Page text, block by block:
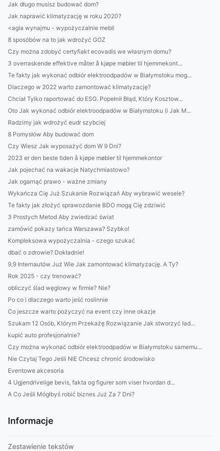
Jak długo musisz budować dom?
Jak naprawić klimatyzację w roku 2020?
<agia wynajmu - wypożyczalnie mebli
8 sposóbów na to jak wdrożyć GOZ
Czy można zdobyć certyfiakt ecovadis we własnym domu?
3 overraskende effektive måter å kjøpe møbler til hjemmekont...
Te fakty jak wykonać odbiór elektroodpadów w Białymstoku mog...
Dlaczego w 2022 warto zamontować klimatyzację?
Chciał Tylko raportować do ESG. Popełnił Błąd, Który Kosztow...
Oto Jak wykonać odbiór elektroodpadów w Białymstoku (i Jak M...
Radzimy jak wdrożyć eudr szybciej
8 Pomysłów Aby budować dom
Czy Wiesz Jak wyposażyć dom W 9 Dni?
2023 er den beste tiden å kjøpe møbler til hjemmekontor
Jak pojechać na wakacje Natychmiastowo?
Jak ogarnąć prawo - ważne zmiany
Wykańcza Cię Już Szukanie Rozwiązań Aby wybrawić wesele?
Te fakty jak złożyć sprawozdanie BDO mogą Cię zdziwić
3 Prostych Metod Aby zwiedzać świat
zamówić pokazy tańca Warszawa? Szybko!
Kompleksowa wypożyczalnia - czego szukać
dbać o zdrowie? Dokładnie!
9,9 Internautów Już Wie Jak zamontować klimatyzację. A Ty?
Rok 2025 - czy trenować?
obliczyć ślad węglowy w firmie? Nie?
Po co i dlaczego warto jeść roslinnie
Co jeszcze warto pożyczyć na event czy inne okazje
Szukam 12 Osób, Którym Przekażę Rozwiązanie Jak stworzyć ład...
kupić auto profesjonalnie?
Czy można wykonać odbiór elektroodpadów w Białymstoku samemu...
Nie Czytaj Tego Jeśli NIE Chcesz chronić środowisko
Eventowe akcesoria
4 Ugjendrivelige bevis, fakta og figurer som viser hvordan d...
A Co Jeśli Mógłbyś robić biznes Już Za 7 Dni?
Informacje
Zestawienie tekstów